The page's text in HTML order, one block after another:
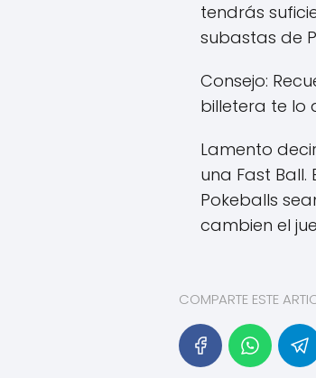
tendrás
subastas de
Consejo:
billetera te lo
Lamento
una Fast
Pokeballs
cambien el
COMPARTE ESTE